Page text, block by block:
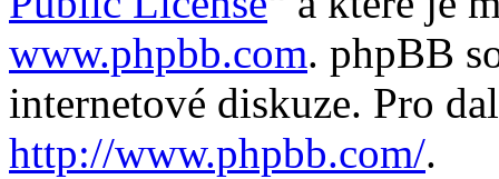
www.phpbb.com. phpBB
internetové diskuze. Pro
http://www.phpbb.com/.